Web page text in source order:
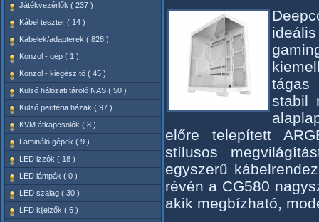
Játékvezérlők ( 237 )
Kábel teszter ( 14 )
Kábelek/adapterek ( 828 )
Konzol - gép ( 1 )
Konzol - kiegészítő ( 45 )
Külső hálózati tároló NAS ( 50 )
Külső periféria házak ( 97 )
KVM átkapcsolók ( 8 )
Lamináló gépek ( 9 )
LED izzók ( 18 )
LED lámpák ( 0 )
LED szalag ( 30 )
LFD kijelzők ( 6 )
tágas
stabil
előre telepített
stílusos
egyszerű
révén a CG580
akik megbízható,